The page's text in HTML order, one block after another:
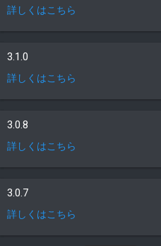
詳しくはこちら
3.1.0
詳しくはこちら
3.0.8
詳しくはこちら
3.0.7
詳しくはこちら